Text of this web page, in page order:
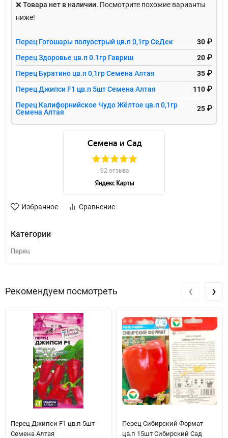
❌ Товара нет в наличии. Посмотрите похожие варианты
ниже!
Перец Гогошары полуострый цв.п 0,1гр СеДек
30 ₽
Перец Здоровье цв.п 0.1гр Гавриш
20 ₽
Перец Буратино цв.п 0,1гр Семена Алтая
35 ₽
Перец Джипси F1 цв.п 5шт Семена Алтая
110 ₽
Перец Калифорнийское Чудо Жёлтое цв.п 0,1гр
Семена Алтая
25 ₽
Избранное Сравнение
Категории
Перец
Рекомендуем посмотреть
Перец Джипси F1 цв.п 5шт
Семена Алтая
Перец Сибирский Формат
цв.п 15шт Сибирский Сад
‹ ›